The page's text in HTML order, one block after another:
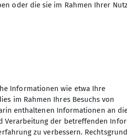
oder die sie im Rahmen Ihrer
Informationen wie etwa Ihre
im Rahmen Ihres Besuchs von
enthaltenen Informationen an
Verarbeitung der betreffenden
zu verbessern.